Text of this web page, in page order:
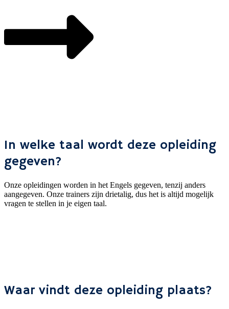
In welke taal wordt deze opleiding
gegeven?
Onze opleidingen worden in het Engels gegeven, tenzij anders
aangegeven. Onze trainers zijn drietalig, dus het is altijd mogelijk
vragen te stellen in je eigen taal.
Waar vindt deze opleiding plaats?